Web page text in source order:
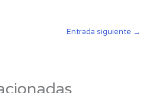
Entrada siguiente →